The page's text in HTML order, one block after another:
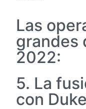
Las
grandes
2022:
5. La
con